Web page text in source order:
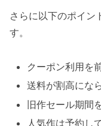
さらに以下のポイン
す。
クーポン利用を
送料が割高にな
旧作セール期間
人気作は予約し